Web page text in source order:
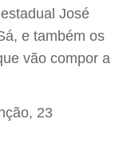
José
e também os
vão compor a
23